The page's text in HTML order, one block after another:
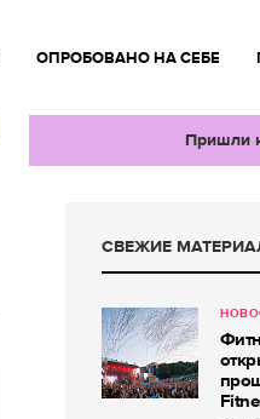
ОПРОБОВАНО НА СЕБЕ
Пришли
СВЕЖИЕ